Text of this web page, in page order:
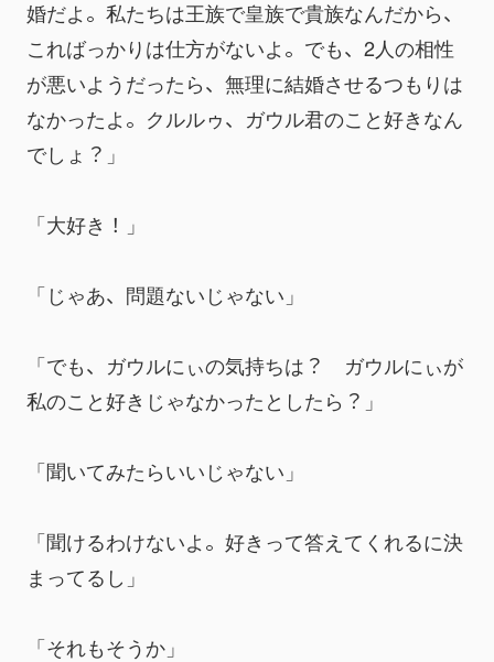
婚だよ。私たちは王族で皇族で貴族なんだから、
こればっかりは仕方がないよ。でも、2人の相性
が悪いようだったら、無理に結婚させるつもりは
なかったよ。クルルゥ、ガウル君のこと好きなん
でしょ？」
「大好き！」
「じゃあ、問題ないじゃない」
「でも、ガウルにぃの気持ちは？　ガウルにぃが
私のこと好きじゃなかったとしたら？」
「聞いてみたらいいじゃない」
「聞けるわけないよ。好きって答えてくれるに決
まってるし」
「それもそうか」